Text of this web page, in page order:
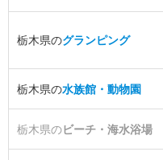
栃木県のグランピング
栃木県の水族館・動物園
栃木県のビーチ・海水浴場